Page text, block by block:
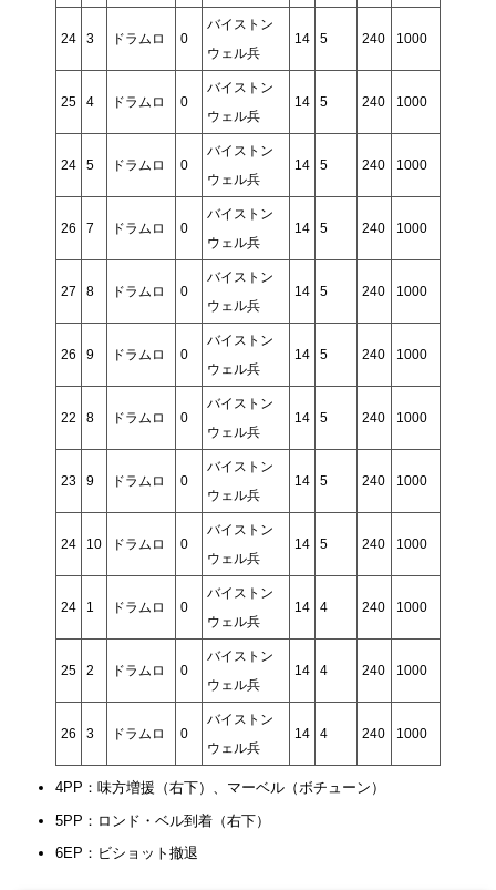
24 3 ドラムロ 0
バイストン
ウェル兵
14 5 240 1000
25 4 ドラムロ 0
バイストン
ウェル兵
14 5 240 1000
24 5 ドラムロ 0
バイストン
ウェル兵
14 5 240 1000
26 7 ドラムロ 0
バイストン
ウェル兵
14 5 240 1000
27 8 ドラムロ 0
バイストン
ウェル兵
14 5 240 1000
26 9 ドラムロ 0
バイストン
ウェル兵
14 5 240 1000
22 8 ドラムロ 0
バイストン
ウェル兵
14 5 240 1000
23 9 ドラムロ 0
バイストン
ウェル兵
14 5 240 1000
24 10 ドラムロ 0
バイストン
ウェル兵
14 5 240 1000
24 1 ドラムロ 0
バイストン
ウェル兵
14 4 240 1000
25 2 ドラムロ 0
バイストン
ウェル兵
14 4 240 1000
26 3 ドラムロ 0
バイストン
ウェル兵
14 4 240 1000
4PP：味方増援（右下）、マーベル（ボチューン）
5PP：ロンド・ベル到着（右下）
6EP：ビショット撤退